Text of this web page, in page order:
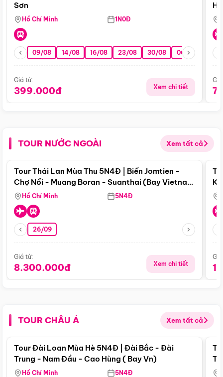
Sơn
Hồ Chí Minh 1N0Đ
09/08 14/08 16/08 23/08 30/08 06/09 13/09
Giá từ:
399.000đ Xem chi tiết
TOUR NƯỚC NGOÀI Xem tất cả
Điểm nổi bật
Tour Thái Lan Mùa Thu 5N4Đ | Biển Jomtien -
Chợ Nổi - Muang Boran - Suanthai (Bay Vietnam
Airlines)
Hồ Chí Minh 5N4Đ
26/09
Giá từ:
8.300.000đ Xem chi tiết
TOUR CHÂU Á Xem tất cả
Điểm nổi bật
Tour Đài Loan Mùa Hè 5N4Đ | Đài Bắc - Đài
Trung - Nam Đầu - Cao Hùng ( Bay Vn)
Hồ Chí Minh 5N4Đ